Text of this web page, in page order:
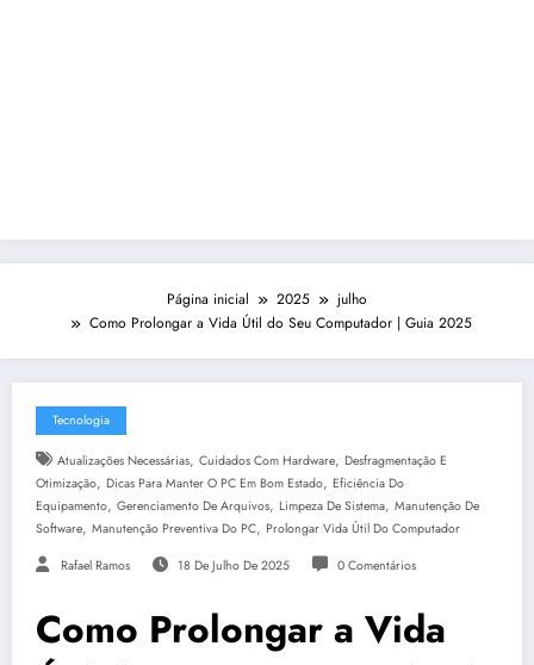
Página inicial 2025
julho
Como Prolongar a Vida Útil do Seu Computador | Guia 2025
Tecnologia
Atualizações Necessárias, Cuidados Com Hardware, Desfragmentação E
Otimização, Dicas Para Manter O PC Em Bom Estado, Eficiência Do
Equipamento, Gerenciamento De Arquivos, Limpeza De Sistema, Manutenção De
Software, Manutenção Preventiva Do PC, Prolongar Vida Útil Do Computador
Rafael Ramos 18 De Julho De 2025 0 Comentários
Como Prolongar a Vida